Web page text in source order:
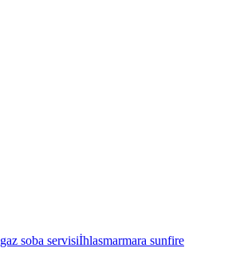
soba servisiİhlasmarmara sunfire